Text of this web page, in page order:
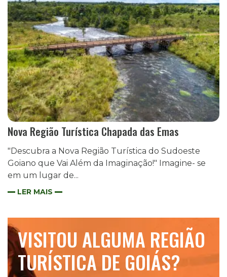
Nova Região Turística Chapada das Emas
"Descubra a Nova Região Turística do Sudoeste
Goiano que Vai Além da Imaginação!" Imagine- se
em um lugar de...
LER MAIS
VISITOU ALGUMA REGIÃO
TURÍSTICA DE GOIÁS?